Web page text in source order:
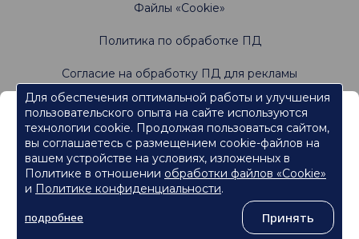
, 2026
Файлы «Cookie»
Политика по обработке ПД
Согласие на обработку ПД для рекламы
Не является офертой. Имеются противопоказания.
Проконсультируйтесь со специалистами
Информация, содержащаяся на данном веб-
сайте, предназначена для работников
сферы здравоохранения.
Нажмите кнопку "Продолжить", чтобы подтвердить, что
являетесь работником сферы здравоохранения и перейти к
Для обеспечения оптимальной работы и улучшения
пользовательского опыта на сайте используются
технологии cookie. Продолжая пользоваться сайтом,
вы соглашаетесь с размещением cookie-файлов на
вашем устройстве на условиях, изложенных в
Политике в отношении обработки файлов «Cookie»
и Политике конфиденциальности.
подробнее
Принять